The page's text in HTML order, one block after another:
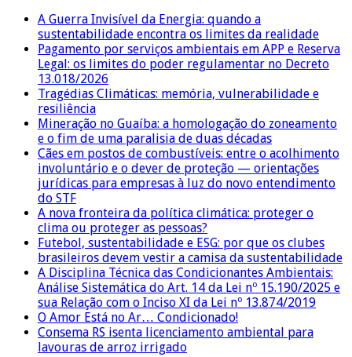
A Guerra Invisível da Energia: quando a
sustentabilidade encontra os limites da realidade
Pagamento por serviços ambientais em APP e Reserva
Legal: os limites do poder regulamentar no Decreto
13.018/2026
Tragédias Climáticas: memória, vulnerabilidade e
resiliência
Mineração no Guaíba: a homologação do zoneamento
e o fim de uma paralisia de duas décadas
Cães em postos de combustíveis: entre o acolhimento
involuntário e o dever de proteção — orientações
jurídicas para empresas à luz do novo entendimento
do STF
A nova fronteira da política climática: proteger o
clima ou proteger as pessoas?
Futebol, sustentabilidade e ESG: por que os clubes
brasileiros devem vestir a camisa da sustentabilidade
A Disciplina Técnica das Condicionantes Ambientais:
Análise Sistemática do Art. 14 da Lei nº 15.190/2025 e
sua Relação com o Inciso XI da Lei nº 13.874/2019
O Amor Está no Ar… Condicionado!
Consema RS isenta licenciamento ambiental para
lavouras de arroz irrigado